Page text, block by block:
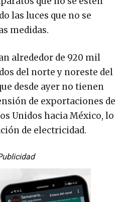
las luces que no se
medidas.
alrededor de 920 mil
del norte y noreste del
desde ayer no tienen
de exportaciones de
Unidos hacia México, lo
de electricidad.